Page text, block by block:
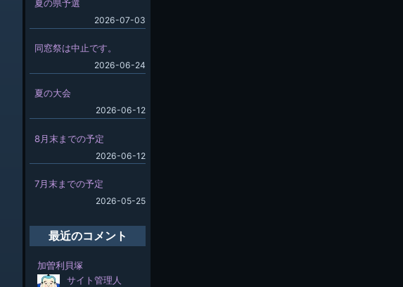
夏の県予選
2026-07-03
同窓祭は中止です。
2026-06-24
夏の大会
2026-06-12
8月末までの予定
2026-06-12
7月末までの予定
2026-05-25
最近のコメント